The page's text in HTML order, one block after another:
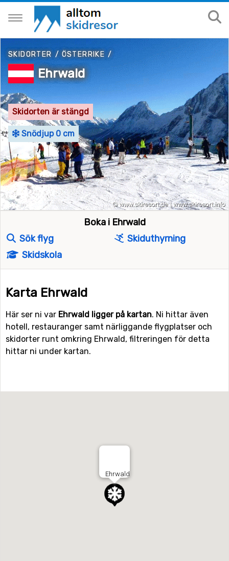
SKIDORTER / ÖSTERRIKE /
Ehrwald
Skidorten är stängd
Snödjup 0 cm
Boka i Ehrwald
Sök flyg
Skiduthyrning
Skidskola
Karta Ehrwald
Här ser ni var Ehrwald ligger på kartan. Ni hittar även
hotell, restauranger samt närliggande flygplatser och
skidorter runt omkring Ehrwald, filtreringen för detta
hittar ni under kartan.
Ehrwald